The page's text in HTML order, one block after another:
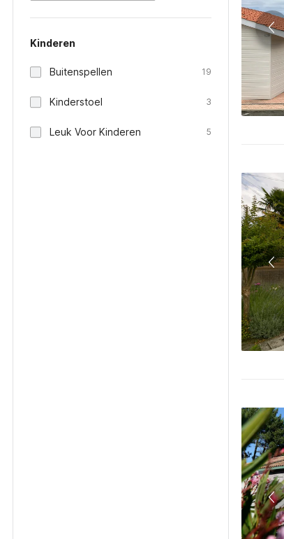
Kinderen
Buitenspellen 19
Kinderstoel 3
Leuk Voor Kinderen 5